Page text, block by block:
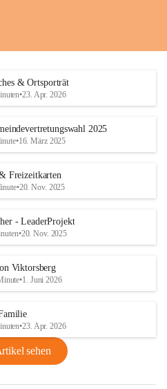
& Ortsporträt
•23. Apr. 2026
2025
•16. März 2025
Freizeitkarten
•20. Nov. 2025
- LeaderProjekt
•20. Nov. 2025
Viktorsberg
•1. Juni 2026
•23. Apr. 2026
sehen